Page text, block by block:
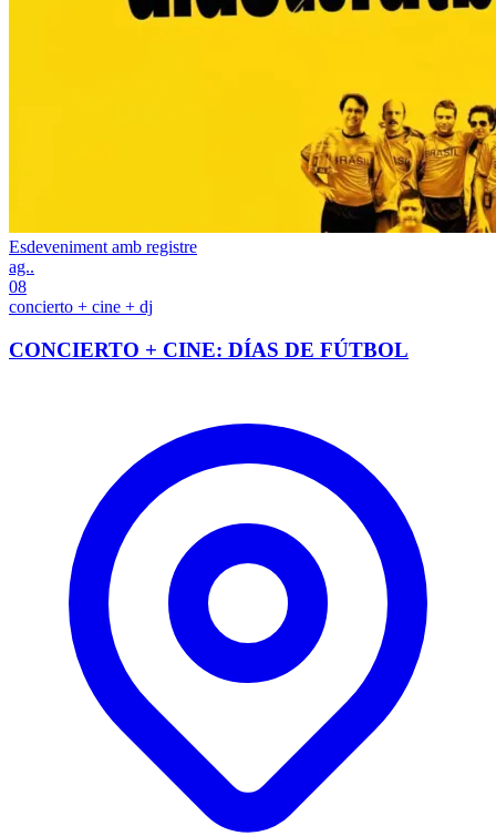
Esdeveniment amb registre
ag..
08
concierto + cine + dj
CONCIERTO + CINE: DÍAS DE FÚTBOL